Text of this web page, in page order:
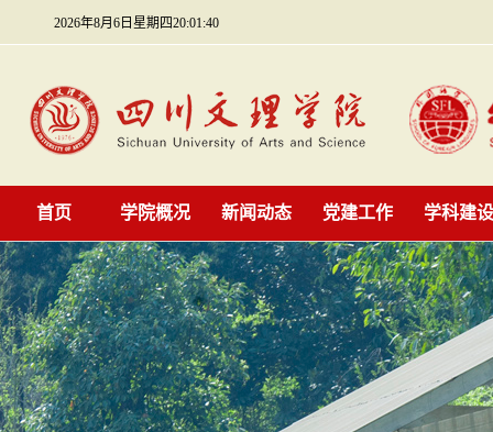
2026年8月6日星期四20:01:41
首页 学院概况 新闻动态 党建工作 学科建设